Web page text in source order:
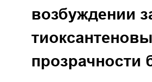
возбуждении
прозрачности